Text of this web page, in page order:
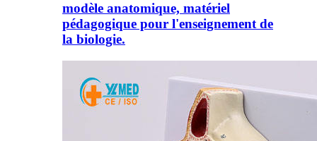
modèle anatomique, matériel
pédagogique pour l'enseignement de
la biologie.